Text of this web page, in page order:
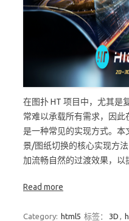
在图扑 HT 项目中，尤其是
常难以承载所有需求，因
是一种常见的实现方式。本
景/图纸切换的核心实现方
加流畅自然的过渡效果，
Read more
Category: html5 标签： 3D ,